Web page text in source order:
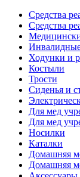
Средства
Средства
Инвалидные
Ходунки и
Костыли
Трости
Сиденья и
Для мед
Для мед
Носилки
Каталки
Домашняя
Домашняя